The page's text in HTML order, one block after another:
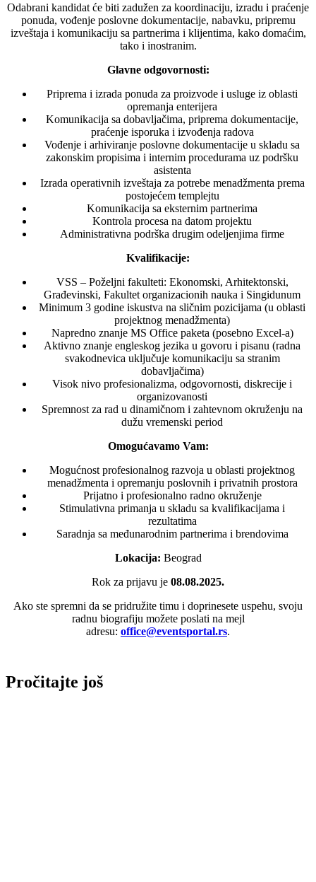
Odabrani kandidat će biti zadužen za koordinaciju, izradu i praćenje
ponuda, vođenje poslovne dokumentacije, nabavku, pripremu
izveštaja i komunikaciju sa partnerima i klijentima, kako domaćim,
tako i inostranim.
Glavne odgovornosti:
Priprema i izrada ponuda za proizvode i usluge iz oblasti
opremanja enterijera
Komunikacija sa dobavljačima, priprema dokumentacije,
praćenje isporuka i izvođenja radova
Vođenje i arhiviranje poslovne dokumentacije u skladu sa
zakonskim propisima i internim procedurama uz podršku
asistenta
Izrada operativnih izveštaja za potrebe menadžmenta prema
postojećem templejtu
Komunikacija sa eksternim partnerima
Kontrola procesa na datom projektu
Administrativna podrška drugim odeljenjima firme
Kvalifikacije:
VSS – Poželjni fakulteti: Ekonomski, Arhitektonski,
Građevinski, Fakultet organizacionih nauka i Singidunum
Minimum 3 godine iskustva na sličnim pozicijama (u oblasti
projektnog menadžmenta)
Napredno znanje MS Office paketa (posebno Excel-a)
Aktivno znanje engleskog jezika u govoru i pisanu (radna
svakodnevica uključuje komunikaciju sa stranim
dobavljačima)
Visok nivo profesionalizma, odgovornosti, diskrecije i
organizovanosti
Spremnost za rad u dinamičnom i zahtevnom okruženju na
dužu vremenski period
Omogućavamo Vam:
Mogućnost profesionalnog razvoja u oblasti projektnog
menadžmenta i opremanju poslovnih i privatnih prostora
Prijatno i profesionalno radno okruženje
Stimulativna primanja u skladu sa kvalifikacijama i
rezultatima
Saradnja sa međunarodnim partnerima i brendovima
Lokacija: Beograd
Rok za prijavu je 08.08.2025.
Ako ste spremni da se pridružite timu i doprinesete uspehu, svoju
radnu biografiju možete poslati na mejl
adresu: office@eventsportal.rs.
Pročitajte još